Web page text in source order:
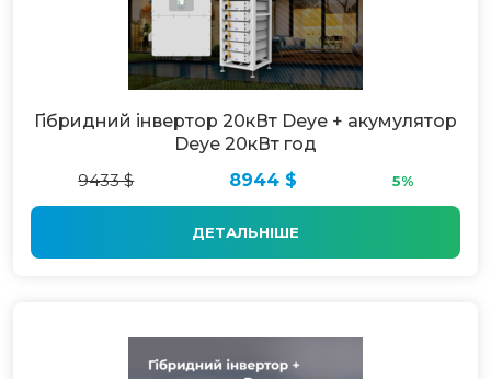
Гібридний інвертор 20кВт Deye + акумулятор
Deye 20кВт год
9433 $
8944 $ 5%
ДЕТАЛЬНІШЕ